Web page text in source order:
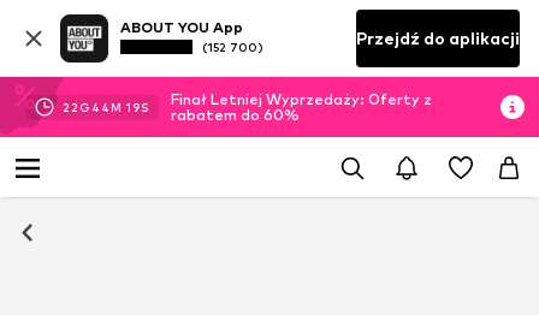
ABOUT YOU App
(152 700) Przejdź do aplikacji
22 G 44M 18S
Finał Letniej Wyprzedaży: Oferty z
rabatem do 60%